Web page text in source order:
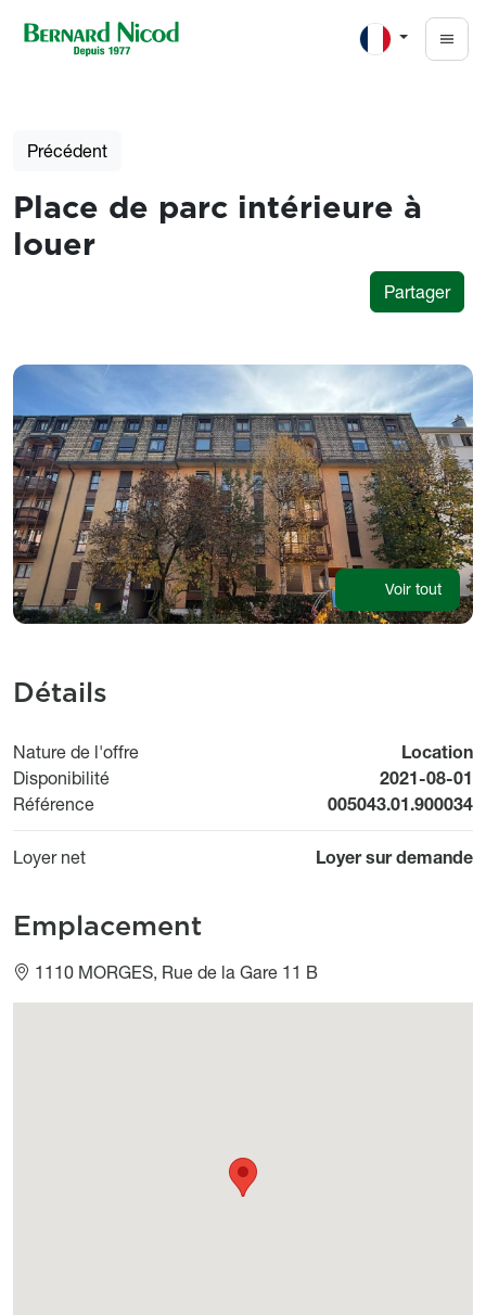
Précédent
Place de parc intérieure à
louer
Partager
Photos
Voir tout
Détails
Nature de l'offre
Location
Disponibilité
Available
2021-08-01
Référence
005043.01.900034
Loyer net Loyer sur demande
Emplacement
1110 MORGES, Rue de la Gare 11 B